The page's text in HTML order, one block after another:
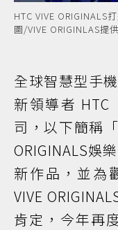
HTC VIVE ORIGINALS
圖/VIVE ORIGINLAS提供
全球智慧型手
新領導者 HTC
司，以下簡稱
ORIGINALS娛
新作品，並為
VIVE
肯定，今年再